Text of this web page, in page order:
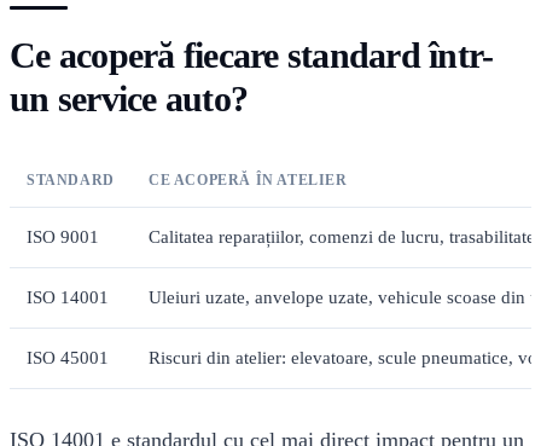
Ce acoperă fiecare standard într-
un service auto?
STANDARD CE ACOPERĂ ÎN ATELIER
ISO 9001 Calitatea reparațiilor, comenzi de lucru,
ISO 14001 Uleiuri uzate, anvelope uzate, vehicule scoase din
ISO 45001 Riscuri din atelier: elevatoare, scule pneumatice,
ISO 14001 e standardul cu cel mai direct impact pentru un